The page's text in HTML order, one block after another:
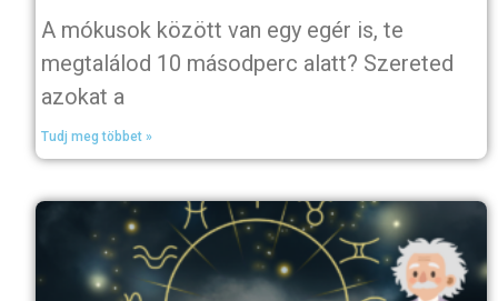
A mókusok között van egy egér is, te
megtalálod 10 másodperc alatt? Szereted
azokat a
Tudj meg többet »